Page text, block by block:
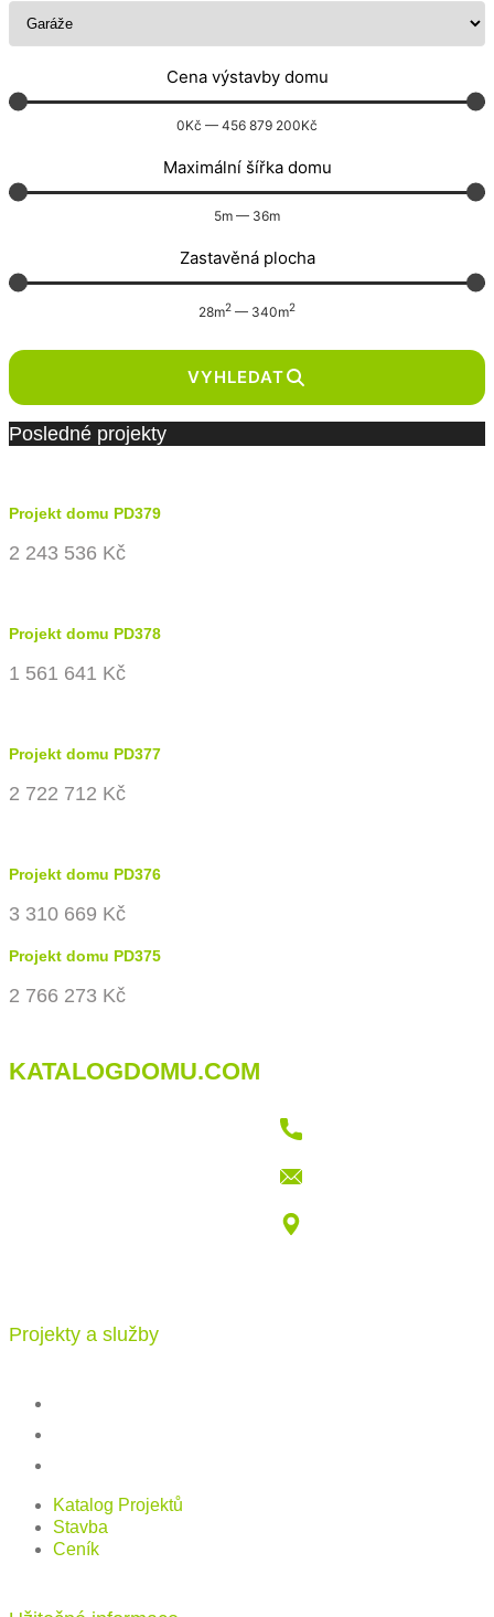
Cena výstavby domu
0Kč — 456 879 200Kč
Maximální šířka domu
5m — 36m
Zastavěná plocha
28m2 — 340m2
VYHLEDAT
Posledné projekty
Projekt domu PD379
2 243 536 Kč
Projekt domu PD378
1 561 641 Kč
Projekt domu PD377
2 722 712 Kč
Projekt domu PD376
3 310 669 Kč
Projekt domu PD375
2 766 273 Kč
KATALOGDOMU.COM
Projekty a služby
Katalog Projektů
Stavba
Ceník